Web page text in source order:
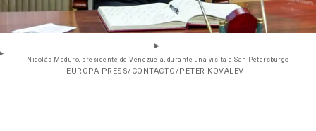
Nicolás Maduro, presidente de Venezuela, durante una visita a San Petersburgo
- EUROPA PRESS/CONTACTO/PETER KOVALEV